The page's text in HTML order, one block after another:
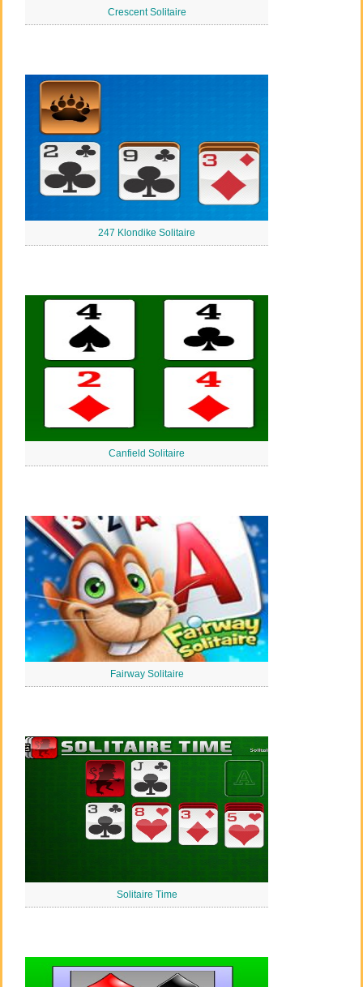
Crescent Solitaire
247 Klondike Solitaire
Canfield Solitaire
Fairway Solitaire
Solitaire Time